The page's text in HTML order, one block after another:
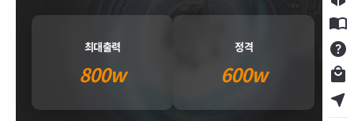
최대출력
800w
정격
600w
E카달로그